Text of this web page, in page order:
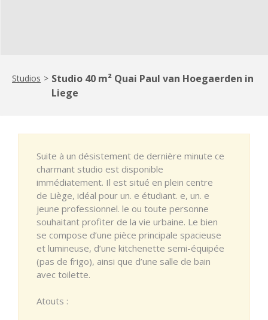
Studios > Studio 40 m² Quai Paul van Hoegaerden in
Liege
Suite à un désistement de dernière minute ce
charmant studio est disponible
immédiatement. Il est situé en plein centre
de Liège, idéal pour un. e étudiant. e, un. e
jeune professionnel. le ou toute personne
souhaitant profiter de la vie urbaine. Le bien
se compose d’une pièce principale spacieuse
et lumineuse, d’une kitchenette semi-équipée
(pas de frigo), ainsi que d’une salle de bain
avec toilette.
Atouts :